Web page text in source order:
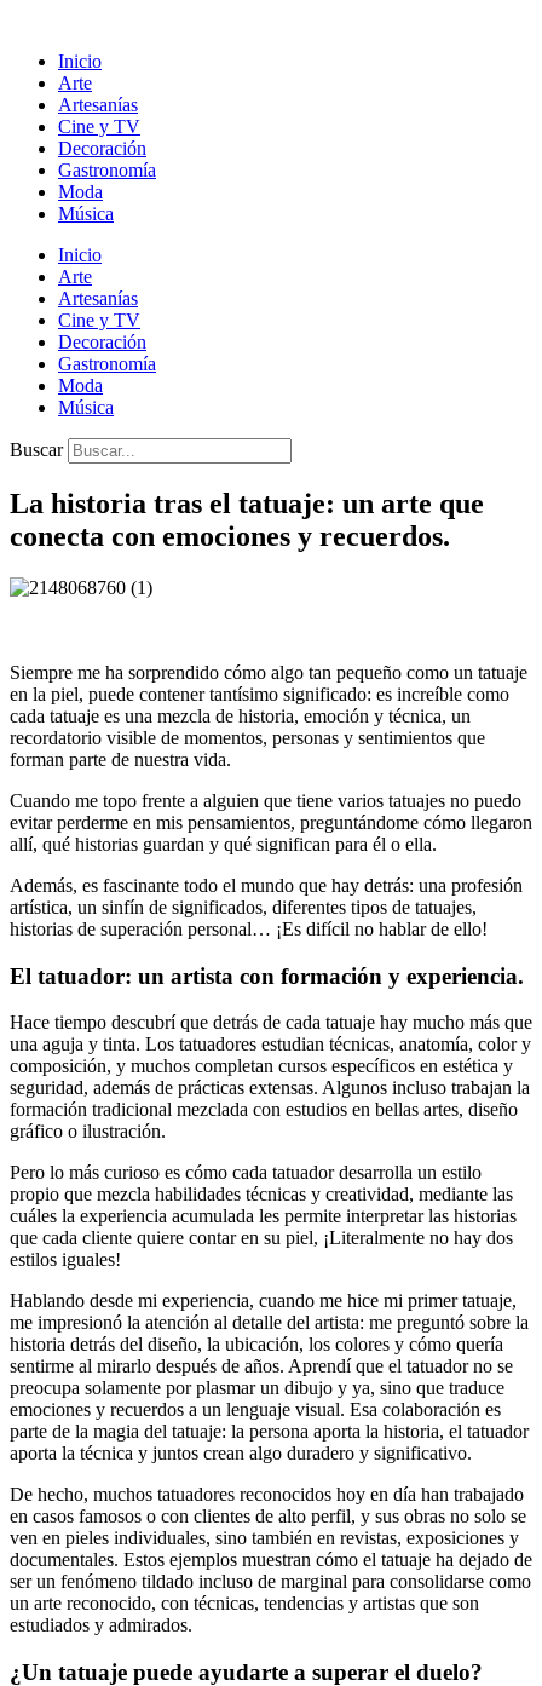
contenido
Inicio
Arte
Artesanías
Cine y TV
Decoración
Gastronomía
Moda
Música
Inicio
Arte
Artesanías
Cine y TV
Decoración
Gastronomía
Moda
Música
Buscar
La historia tras el tatuaje: un arte que
conecta con emociones y recuerdos.
Siempre me ha sorprendido cómo algo tan pequeño como un tatuaje
en la piel, puede contener tantísimo significado: es increíble como
cada tatuaje es una mezcla de historia, emoción y técnica, un
recordatorio visible de momentos, personas y sentimientos que
forman parte de nuestra vida.
Cuando me topo frente a alguien que tiene varios tatuajes no puedo
evitar perderme en mis pensamientos, preguntándome cómo llegaron
allí, qué historias guardan y qué significan para él o ella.
Además, es fascinante todo el mundo que hay detrás: una profesión
artística, un sinfín de significados, diferentes tipos de tatuajes,
historias de superación personal… ¡Es difícil no hablar de ello!
El tatuador: un artista con formación y experiencia.
Hace tiempo descubrí que detrás de cada tatuaje hay mucho más que
una aguja y tinta. Los tatuadores estudian técnicas, anatomía, color y
composición, y muchos completan cursos específicos en estética y
seguridad, además de prácticas extensas. Algunos incluso trabajan la
formación tradicional mezclada con estudios en bellas artes, diseño
gráfico o ilustración.
Pero lo más curioso es cómo cada tatuador desarrolla un estilo
propio que mezcla habilidades técnicas y creatividad, mediante las
cuáles la experiencia acumulada les permite interpretar las historias
que cada cliente quiere contar en su piel, ¡Literalmente no hay dos
estilos iguales!
Hablando desde mi experiencia, cuando me hice mi primer tatuaje,
me impresionó la atención al detalle del artista: me preguntó sobre la
historia detrás del diseño, la ubicación, los colores y cómo quería
sentirme al mirarlo después de años. Aprendí que el tatuador no se
preocupa solamente por plasmar un dibujo y ya, sino que traduce
emociones y recuerdos a un lenguaje visual. Esa colaboración es
parte de la magia del tatuaje: la persona aporta la historia, el tatuador
aporta la técnica y juntos crean algo duradero y significativo.
De hecho, muchos tatuadores reconocidos hoy en día han trabajado
en casos famosos o con clientes de alto perfil, y sus obras no solo se
ven en pieles individuales, sino también en revistas, exposiciones y
documentales. Estos ejemplos muestran cómo el tatuaje ha dejado de
ser un fenómeno tildado incluso de marginal para consolidarse como
un arte reconocido, con técnicas, tendencias y artistas que son
estudiados y admirados.
¿Un tatuaje puede ayudarte a superar el duelo?